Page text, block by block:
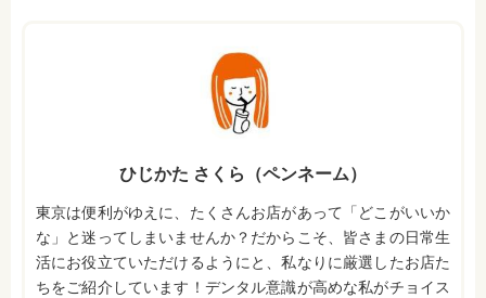
ひじかた さくら（ペンネーム）
東京は便利がゆえに、たくさんお店があって「どこがいいか
な」と迷ってしまいませんか？だからこそ、皆さまの日常生
活にお役立ていただけるようにと、私なりに厳選したお店た
ちをご紹介しています！デンタル意識が高めな私がチョイス